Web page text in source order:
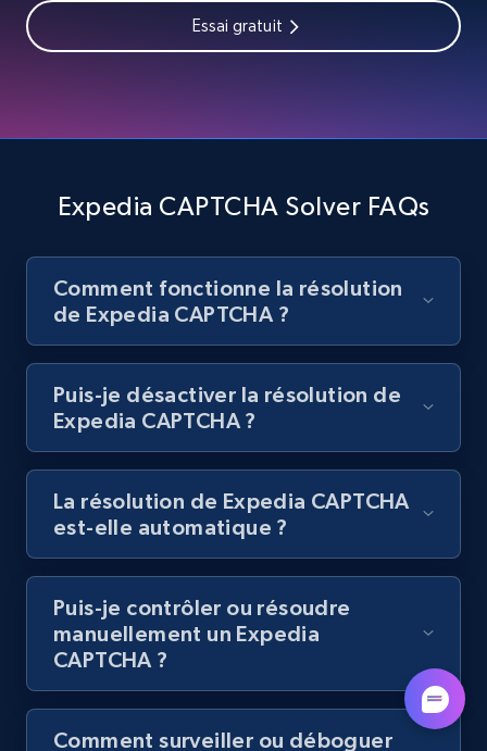
Essai gratuit
Expedia CAPTCHA Solver FAQs
Comment fonctionne la résolution
de Expedia CAPTCHA ?
Puis-je désactiver la résolution de
Expedia CAPTCHA ?
La résolution de Expedia CAPTCHA
est-elle automatique ?
Puis-je contrôler ou résoudre
manuellement un Expedia
CAPTCHA ?
Comment surveiller ou déboguer